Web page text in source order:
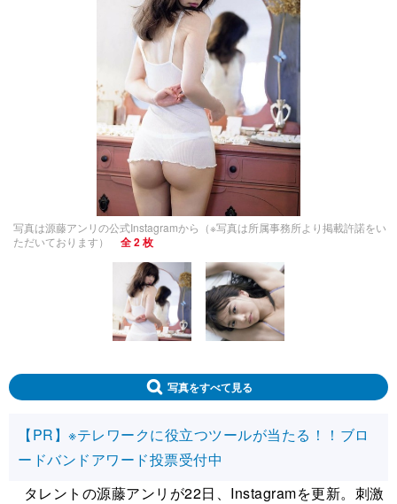
写真は源藤アンリの公式Instagramから（※写真は所属事務所より掲載許諾をい
ただいております）
全 2 枚
写真をすべて見る
【PR】※テレワークに役立つツールが当たる！！ブロ
ードバンドアワード投票受付中
タレントの源藤アンリが22日、Instagramを更新。刺激